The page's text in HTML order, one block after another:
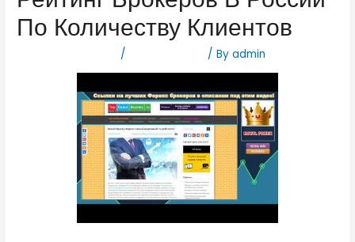
По Количеству Клиентов
/ / Byadmin